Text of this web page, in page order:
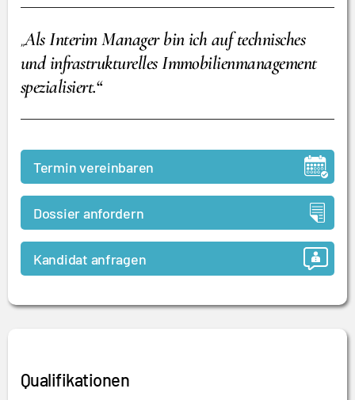
„Als Interim Manager bin ich auf technisches
und infrastrukturelles Immobilienmanagement
spezialisiert.“
Termin vereinbaren
Dossier anfordern
Kandidat anfragen
Qualifikationen